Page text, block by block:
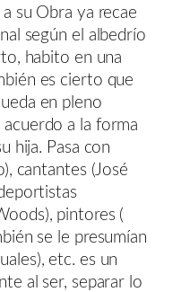
su Obra ya recae
según el albedrío
habito en una
es cierto que
en pleno
a la forma
hija. Pasa con
cantantes (José
pintores (
se le presumían
etc. es un
al ser, separar lo